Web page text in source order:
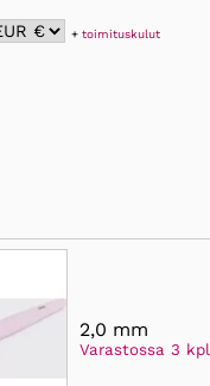
+toimituskulut
2,0 mm
Varastossa 3 kpl